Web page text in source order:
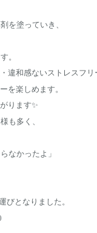
を塗っていき、
。
違和感ないストレスフリ
を楽しめます。
ります✨
も多く、
なかったよ」
びとなりました。